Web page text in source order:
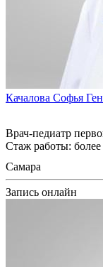
Качалова Софья
Врач-педиатр
Стаж работы: более
Самара
Запись онлайн